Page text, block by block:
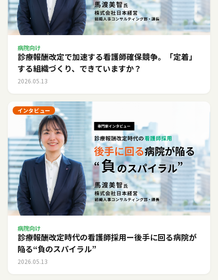
病院向け
診療報酬改定で加速する看護師確保競争。「定着」
する組織づくり、できていますか？
2026.05.13
インタビュー
病院向け
診療報酬改定時代の看護師採用ー後手に回る病院が
陥る“負のスパイラル”
2026.05.13